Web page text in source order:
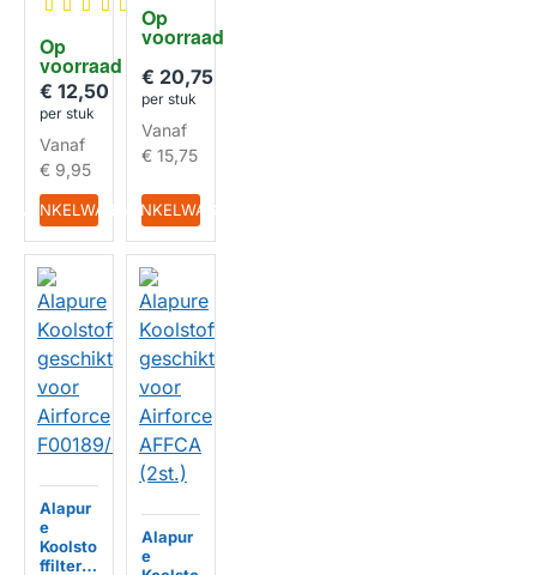
HUISMERK
Op
voorraad
kt voor
e
GRI00
09219A
304x2
67x9m
m
€ 12,50
per stuk
Vanaf
€ 9,95
IN WINKELWAGEN
HUISMERK
Op
voorraad
e
AFFCA
€ 20,75
per stuk
Vanaf
€ 15,75
IN WINKELWAGEN
Alapur
e
Koolsto
ffilter
Alapur
e